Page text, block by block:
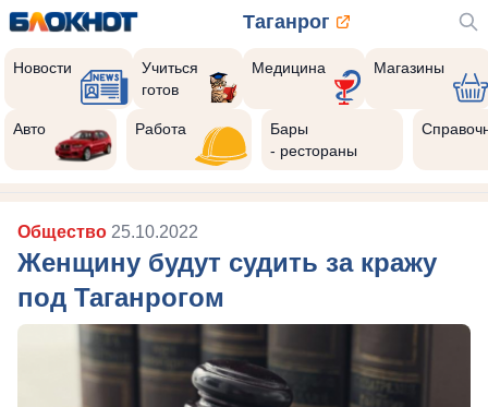
Таганрог
Новости
Учиться
готов
Медицина Магазины
Авто Работа
Бары
- рестораны
Общество 25.10.2022
Женщину будут судить за кражу
под Таганрогом